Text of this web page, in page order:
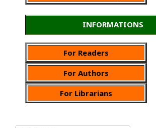
INFORMATIONS
For Readers
For Authors
For Librarians